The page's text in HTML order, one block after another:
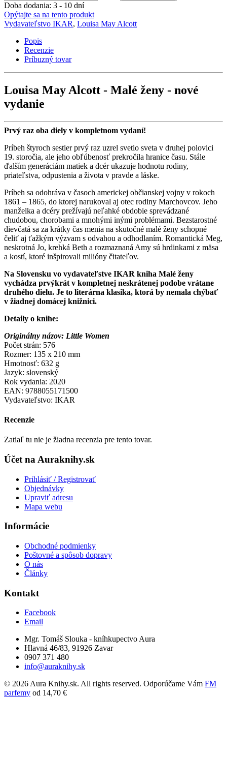
Doba dodania: 3 - 10 dní
Opýtajte sa na tento produkt
Vydavateľstvo IKAR, Louisa May Alcott
Popis
Recenzie
Príbuzný tovar
Louisa May Alcott - Malé ženy - nové
vydanie
Prvý raz oba diely v kompletnom vydaní!
Príbeh štyroch sestier prvý raz uzrel svetlo sveta v druhej polovici
19. storočia, ale jeho obľúbenosť prekročila hranice času. Stále
ďalším generáciám matiek a dcér ukazuje hodnotu rodiny,
priateľstva, odpustenia a života v pravde a láske.
Príbeh sa odohráva v časoch americkej občianskej vojny v rokoch
1861 – 1865, do ktorej narukoval aj otec rodiny Marchovcov. Jeho
manželka a dcéry prežívajú neľahké obdobie sprevádzané
chudobou, chorobami a mnohými inými problémami. Bezstarostné
dievčatá sa za krátky čas menia na skutočné malé ženy schopné
čeliť aj ťažkým výzvam s odvahou a odhodlaním. Romantická Meg,
neskrotná Jo, krehká Beth a rozmaznaná Amy sú hrdinkami z mäsa
a kostí, ktoré inšpirovali milióny čitateľov.
Na Slovensku vo vydavateľstve IKAR kniha Malé ženy
vychádza prvýkrát v kompletnej neskrátenej podobe vrátane
druhého dielu. Je to literárna klasika, ktorá by nemala chýbať
v žiadnej domácej knižnici.
Detaily o knihe:
Originálny názov: Little Women
Počet strán: 576
Rozmer: 135 x 210 mm
Hmotnosť: 632 g
Jazyk: slovenský
Rok vydania: 2020
EAN: 9788055171500
Vydavateľstvo: IKAR
Recenzie
Zatiaľ tu nie je žiadna recenzia pre tento tovar.
Účet na Auraknihy.sk
Prihlásiť / Registrovať
Objednávky
Upraviť adresu
Mapa webu
Informácie
Obchodné podmienky
Poštovné a spôsob dopravy
O nás
Články
Kontakt
Facebook
Email
Mgr. Tomáš Slouka - kníhkupectvo Aura
Hlavná 46/83, 91926 Zavar
0907 371 480
info@auraknihy.sk
© 2026 Aura Knihy.sk. All rights reserved. Odporúčame Vám FM
parfemy od 14,70 €